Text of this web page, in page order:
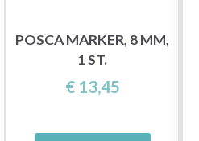
POSCA MARKER, 8 MM,
1 ST.
€ 13,45